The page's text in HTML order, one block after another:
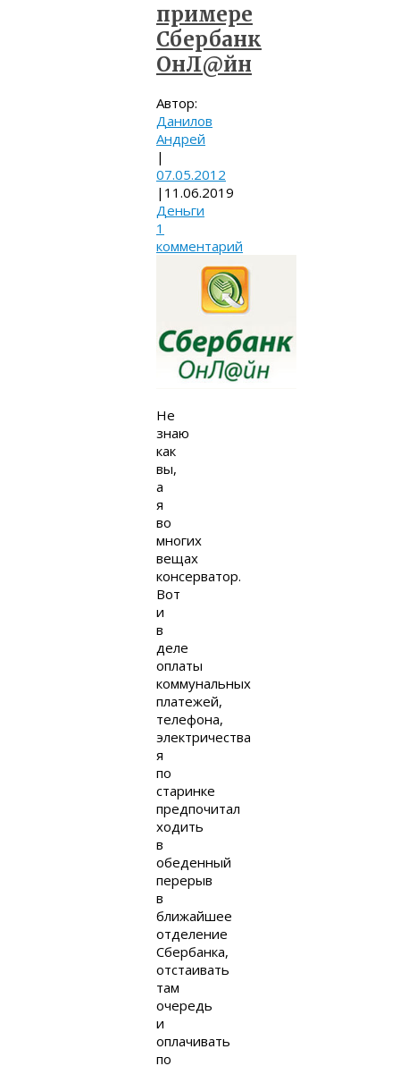
примере
Сбербанк
ОнЛ@йн
Автор:
Данилов
Андрей
|
07.05.2012
| 11.06.2019
Деньги
1
комментарий
Не
знаю
как
вы,
а
я
во
многих
вещах
консерватор.
Вот
и
в
деле
оплаты
коммунальных
платежей,
телефона,
электричества
я
по
старинке
предпочитал
ходить
в
обеденный
перерыв
в
ближайшее
отделение
Сбербанка,
отстаивать
там
очередь
и
оплачивать
по